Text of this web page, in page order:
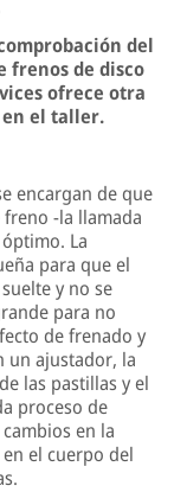
del
frenos de disco
ofrece otra
el taller.
encargan de que
-la llamada
La
para que el
y no se
para no
de frenado y
un ajustador, la
las pastillas y el
proceso de
en la
el cuerpo del